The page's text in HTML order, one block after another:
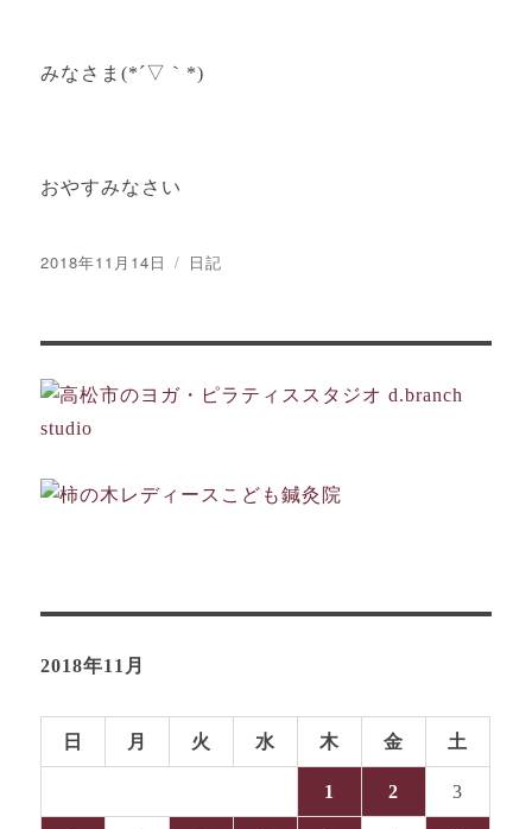
みなさま(*´▽｀*)
おやすみなさい
投
2018年11月14日
カ
リ
日記
2018年11月
日 月 火 水 木 金 土
1 2 3